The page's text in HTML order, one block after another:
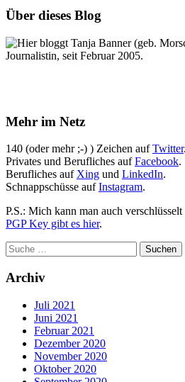
Über dieses Blog
Hier bloggt Tanja Banner (geb.
Journalistin, seit Februar 2005.
Mehr im Netz
140 (oder mehr ;-) ) Zeichen aufTwitter.
Privates und Berufliches aufFacebook.
Berufliches auf Xing und LinkedIn.
Schnappschüsse aufInstagram.
P.S.: Mich kann man auch
PGP Key gibt es hier.
Archiv
Juli 2021
Juni 2021
Februar 2021
Dezember 2020
November 2020
Oktober 2020